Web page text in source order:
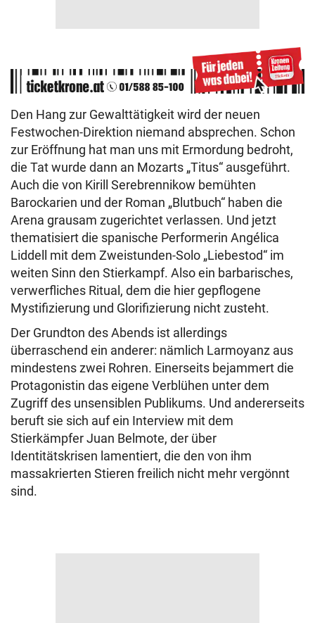
Den Hang zur Gewalttätigkeit wird der neuen
Festwochen-Direktion niemand absprechen. Schon
zur Eröffnung hat man uns mit Ermordung bedroht,
die Tat wurde dann an Mozarts „Titus“ ausgeführt.
Auch die von Kirill Serebrennikow bemühten
Barockarien und der Roman „Blutbuch“ haben die
Arena grausam zugerichtet verlassen. Und jetzt
thematisiert die spanische Performerin Angélica
Liddell mit dem Zweistunden-Solo „Liebestod“ im
weiten Sinn den Stierkampf. Also ein barbarisches,
verwerfliches Ritual, dem die hier gepflogene
Mystifizierung und Glorifizierung nicht zusteht.
Der Grundton des Abends ist allerdings
überraschend ein anderer: nämlich Larmoyanz aus
mindestens zwei Rohren. Einerseits bejammert die
Protagonistin das eigene Verblühen unter dem
Zugriff des unsensiblen Publikums. Und andererseits
beruft sie sich auf ein Interview mit dem
Stierkämpfer Juan Belmote, der über
Identitätskrisen lamentiert, die den von ihm
massakrierten Stieren freilich nicht mehr vergönnt
sind.